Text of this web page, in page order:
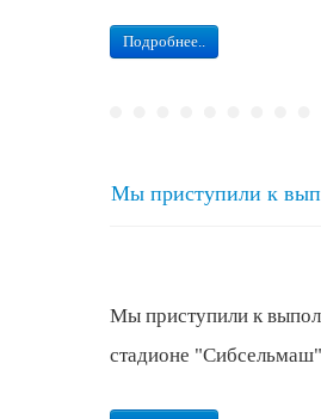
Подробнее..
Мы приступили к
Мы приступили к
стадионе